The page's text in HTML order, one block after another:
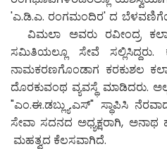
'ಎ.ಡಿ.ಎ. ರಂಗಮಂದಿರ' ದ
ವಿಮಲಾ ಅವರು ರವೀಂದ್ರ
ಸಮಿತಿಯಲ್ಲೂ ಸೇವೆ ಸಲ್ಲಿಸಿದ್ದರು.
ನಾಮಕರಣಗೊಂಡಾಗ ಕರಕುಶಲ
ದೊರಕುವಂಥ ವ್ಯವಸ್ಥೆ ಮಾಡಿದರು.
"ಎಂ.ಈ.ಡಬ್ಲ್ಯು.ಎಸ್" ಸ್ಥಾಪಿಸಿ
ಸೇವಾ ಸದನದ ಅಧ್ಯಕ್ಷರಾಗಿ, ಅನಾಥ
ಮಹತ್ವದ ಕೆಲಸವಾಗಿದೆ.